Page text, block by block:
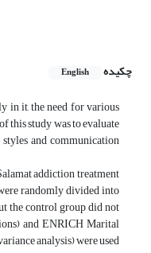
چکیده
English
in it, the need for various
this study was to evaluate
and communication
addiction treatment
randomly divided into
the control group did not
and ENRICH Marital
analysis) were used